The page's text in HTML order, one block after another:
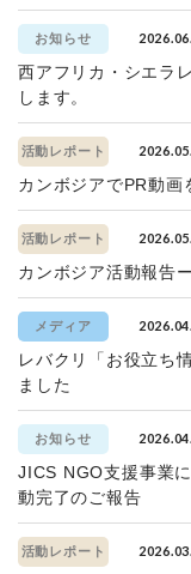
お知らせ
西アフリカ・シエラ
します。
活動レポート
カンボジアでPR動画
活動レポート
カンボジア活動報告
メディア
レバクリ「お役立ち
ました
お知らせ
JICS NGO支援事業
動完了のご報告
活動レポート